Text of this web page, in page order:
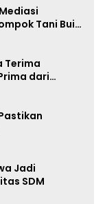
Tani Buin
Terima
dari
Jadi
SDM